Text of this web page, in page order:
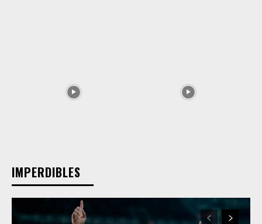
IMPERDIBLES